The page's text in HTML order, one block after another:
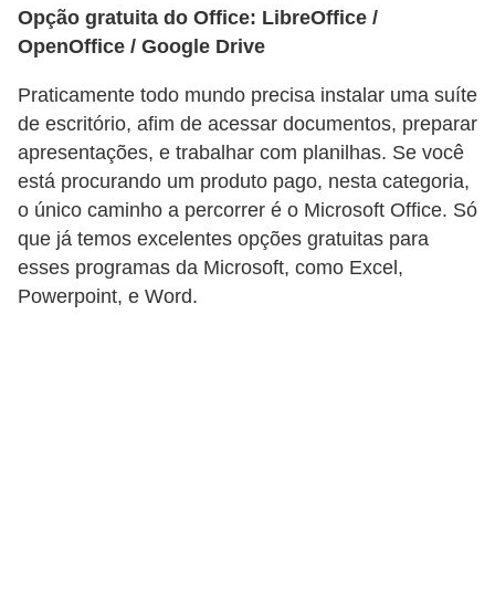
Opção gratuita do Office: LibreOffice /
OpenOffice / Google Drive
Praticamente todo mundo precisa instalar uma suíte
de escritório, afim de acessar documentos, preparar
apresentações, e trabalhar com planilhas. Se você
está procurando um produto pago, nesta categoria,
o único caminho a percorrer é o Microsoft Office. Só
que já temos excelentes opções gratuitas para
esses programas da Microsoft, como Excel,
Powerpoint, e Word.
i
a
d
a
s
P
r
o
d